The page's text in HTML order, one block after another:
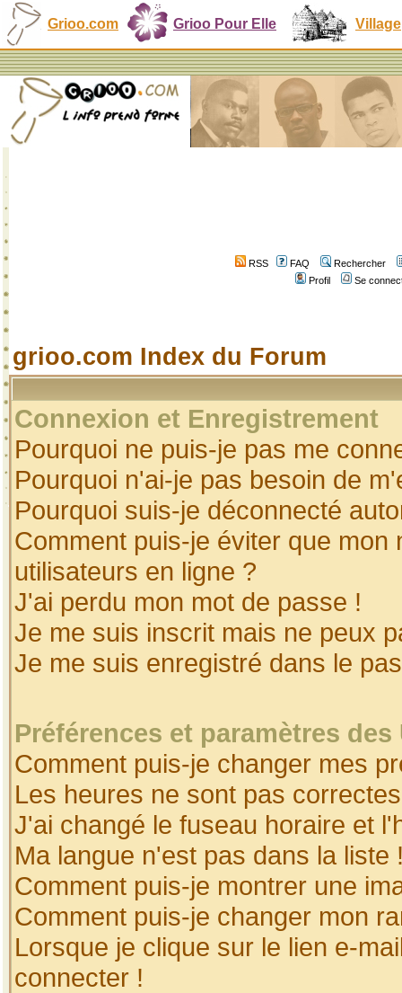
Grioo.com Grioo Pour Elle Village
RSS FAQ
Rechercher
Profil
Se
grioo.com Index du Forum
Connexion et Enregistrement
Pourquoi ne puis-je pas me
Pourquoi n'ai-je pas besoin de
Pourquoi suis-je déconnecté
Comment puis-je éviter que
utilisateurs en ligne ?
J'ai perdu mon mot de passe !
Je me suis inscrit mais ne peux
Je me suis enregistré dans le
Préférences et paramètres
Comment puis-je changer mes
Les heures ne sont pas
J'ai changé le fuseau horaire et
Ma langue n'est pas dans la liste
Comment puis-je montrer une
Comment puis-je changer mon
Lorsque je clique sur le lien e-
connecter !